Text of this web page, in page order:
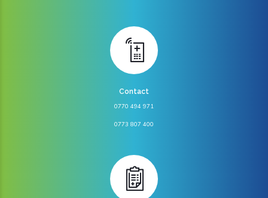
Contact
0770 494 971
0773 807 400